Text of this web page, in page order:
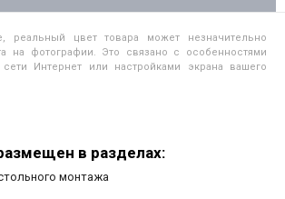
реальный цвет товара может незначительно
на фотографии. Это связано с особенностями
Интернет или настройками экрана вашего
в разделах:
монтажа